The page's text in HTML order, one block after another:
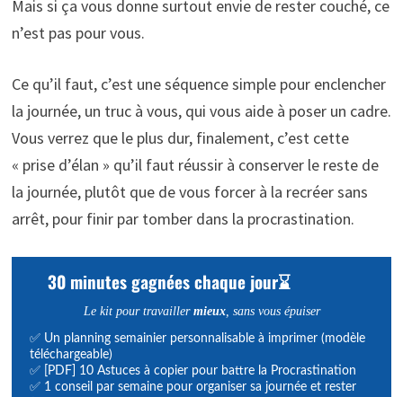
Mais si ça vous donne surtout envie de rester couché, ce
n’est pas pour vous.
Ce qu’il faut, c’est une séquence simple pour enclencher
la journée, un truc à vous, qui vous aide à poser un cadre.
Vous verrez que le plus dur, finalement, c’est cette
« prise d’élan » qu’il faut réussir à conserver le reste de
la journée, plutôt que de vous forcer à la recréer sans
arrêt, pour finir par tomber dans la procrastination.